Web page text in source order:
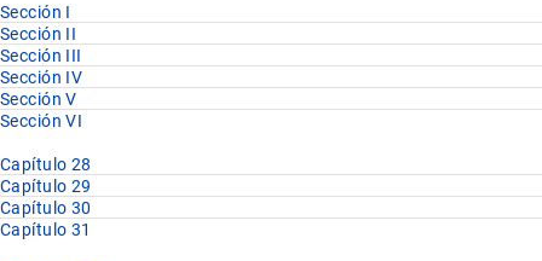
Sección I
Sección II
Sección III
Sección IV
Sección V
Sección VI
Capítulo 28
Capítulo 29
Capítulo 30
Capítulo 31